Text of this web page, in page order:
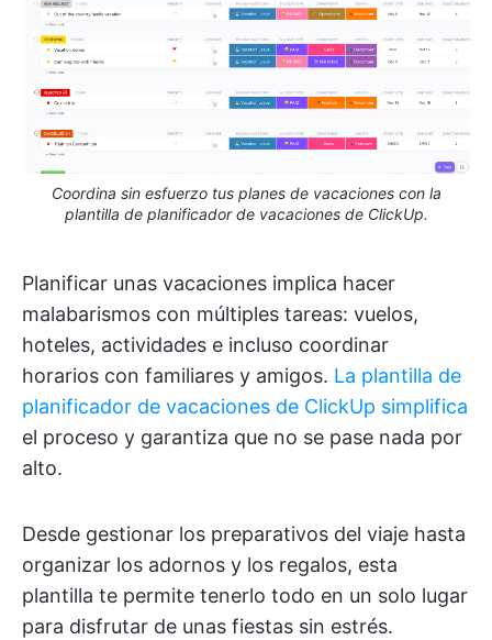
Coordina sin esfuerzo tus planes de vacaciones con la
plantilla de planificador de vacaciones de ClickUp.
Planificar unas vacaciones implica hacer
malabarismos con múltiples tareas: vuelos,
hoteles, actividades e incluso coordinar
horarios con familiares y amigos. La plantilla de
planificador de vacaciones de ClickUp simplifica
el proceso y garantiza que no se pase nada por
alto.
Desde gestionar los preparativos del viaje hasta
organizar los adornos y los regalos, esta
plantilla te permite tenerlo todo en un solo lugar
para disfrutar de unas fiestas sin estrés.